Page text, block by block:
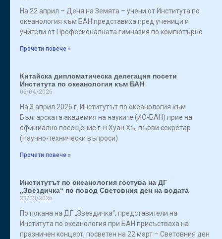
На 22 април – Деня на Земята – учени от Института по
океанология към БАН представиха пред ученици и
учители от Професионалната гимназия по компютърно
Прочети повече »
Китайска дипломатическа делегация посети
Института по океанология към БАН
06/04/2026
На 3 април 2026 г. Институтът по океанология към
Българската академия на науките (ИО-БАН) прие на
официално посещение г-н Хуан Хъ, първи секретар
(Научно-технически въпроси)
Прочети повече »
Институтът по океанология гостува на ДГ
„Звездичка“ по повод Световния ден на водата
23/03/2026
По покана на ДГ „Звездичка“, представители на
Института по океанология при БАН присъстваха на
празничен концерт, посветен на 22 март – Световния ден